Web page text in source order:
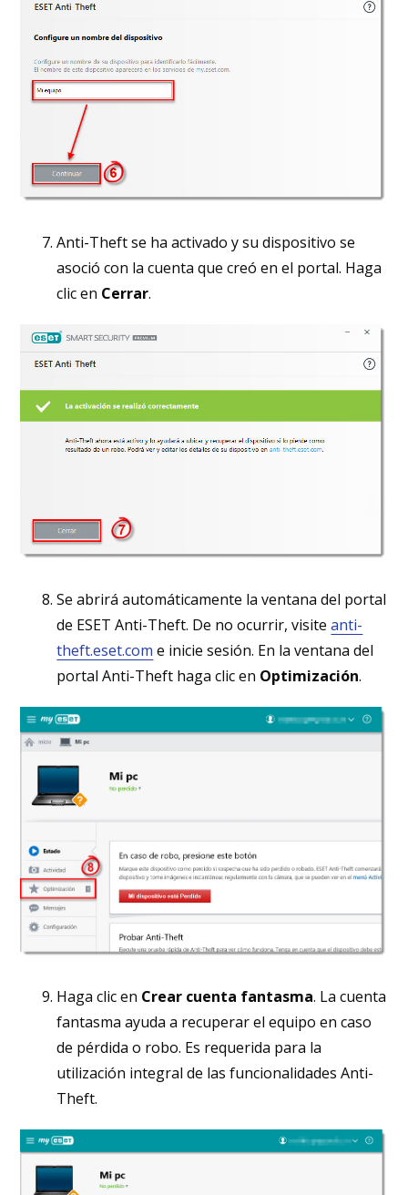
Anti-Theft se ha activado y su dispositivo se
asoció con la cuenta que creó en el portal. Haga
clic en Cerrar.
Se abrirá automáticamente la ventana del portal
de ESET Anti-Theft. De no ocurrir, visiteanti-
theft.eset.com e inicie sesión. En la ventana del
portal Anti-Theft haga clic en Optimización.
Haga clic en Crear cuenta fantasma. La cuenta
fantasma ayuda a recuperar el equipo en caso
de pérdida o robo. Es requerida para la
utilización integral de las funcionalidades Anti-
Theft.